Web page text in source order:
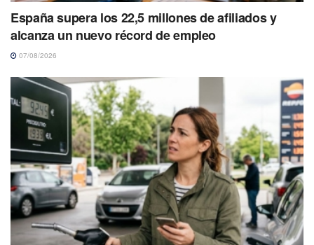
España supera los 22,5 millones de afiliados y
alcanza un nuevo récord de empleo
07/08/2026